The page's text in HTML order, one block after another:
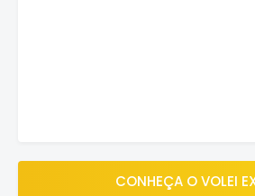
CONHEÇA O VOLEI